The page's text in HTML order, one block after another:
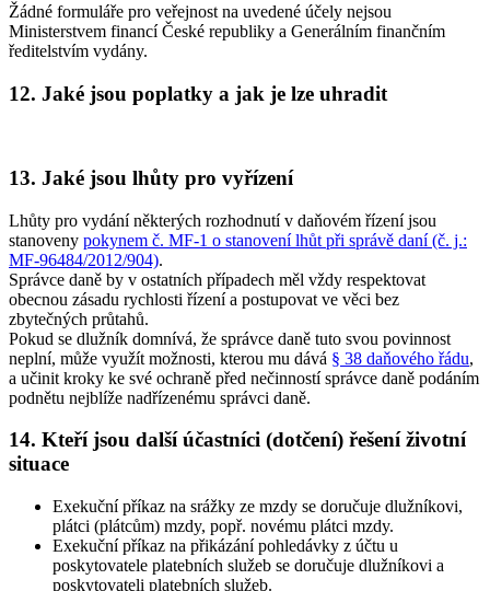
Žádné formuláře pro veřejnost na uvedené účely nejsou
Ministerstvem financí České republiky a Generálním finančním
ředitelstvím vydány.
12. Jaké jsou poplatky a jak je lze uhradit
13. Jaké jsou lhůty pro vyřízení
Lhůty pro vydání některých rozhodnutí v daňovém řízení jsou
stanoveny pokynem č. MF-1 o stanovení lhůt při správě daní (č. j.:
MF-96484/2012/904).
Správce daně by v ostatních případech měl vždy respektovat
obecnou zásadu rychlosti řízení a postupovat ve věci bez
zbytečných průtahů.
Pokud se dlužník domnívá, že správce daně tuto svou povinnost
neplní, může využít možnosti, kterou mu dává § 38 daňového řádu,
a učinit kroky ke své ochraně před nečinností správce daně podáním
podnětu nejblíže nadřízenému správci daně.
14. Kteří jsou další účastníci (dotčení) řešení životní
situace
Exekuční příkaz na srážky ze mzdy se doručuje dlužníkovi,
plátci (plátcům) mzdy, popř. novému plátci mzdy.
Exekuční příkaz na přikázání pohledávky z účtu u
poskytovatele platebních služeb se doručuje dlužníkovi a
poskytovateli platebních služeb.